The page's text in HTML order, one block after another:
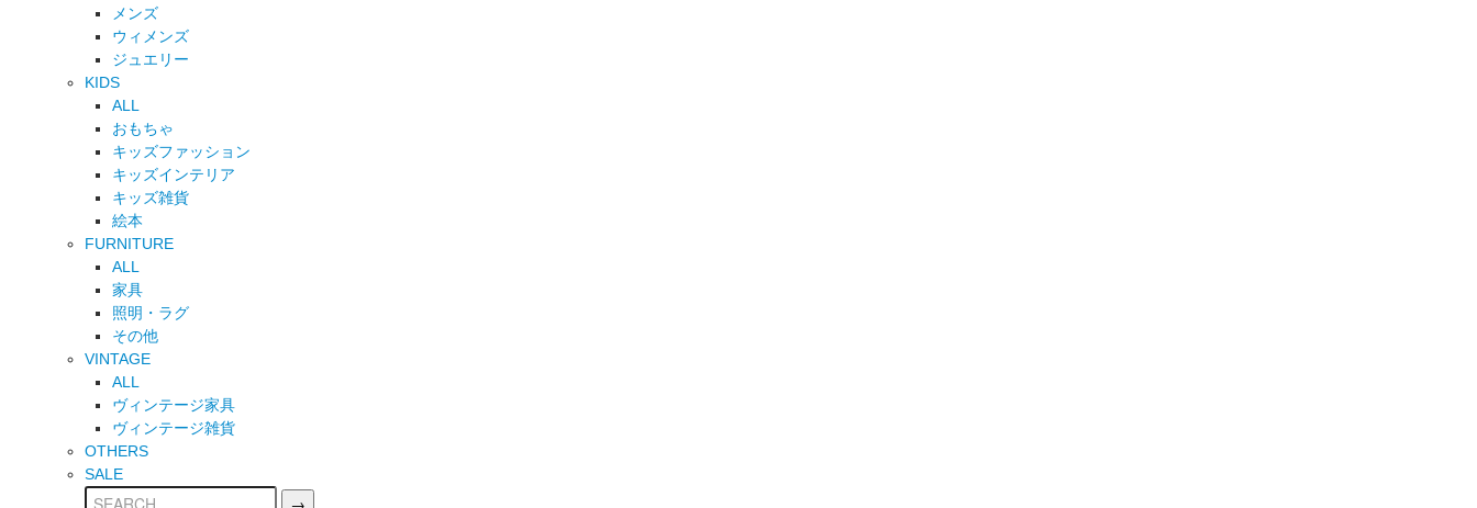
メンズ
ウィメンズ
ジュエリー
KIDS
ALL
おもちゃ
キッズファッション
キッズインテリア
キッズ雑貨
絵本
FURNITURE
ALL
家具
照明・ラグ
その他
VINTAGE
ALL
ヴィンテージ家具
ヴィンテージ雑貨
OTHERS
SALE